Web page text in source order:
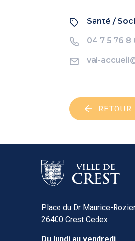
Santé /
04 7 5 76 8
val-
RETOUR
Place du Dr Maurice-Rozier
26400 Crest Cedex
Du lundi au vendredi